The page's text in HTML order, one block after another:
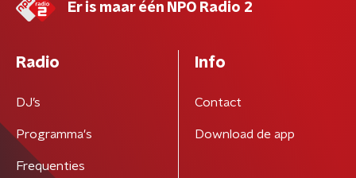
Er is maar één NPO Radio 2
Radio
DJ’s
Programma's
Frequenties
Info
Contact
Download de app